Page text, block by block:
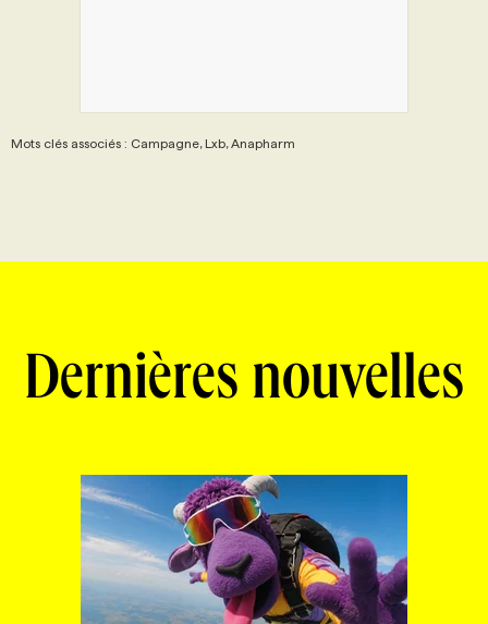
Mots clés associés : Campagne, Lxb, Anapharm
Dernières nouvelles